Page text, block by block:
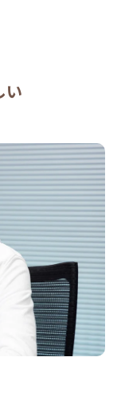
い